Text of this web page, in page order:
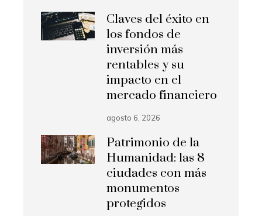
Claves del éxito en
los fondos de
inversión más
rentables y su
impacto en el
mercado financiero
agosto 6, 2026
Patrimonio de la
Humanidad: las 8
ciudades con más
monumentos
protegidos